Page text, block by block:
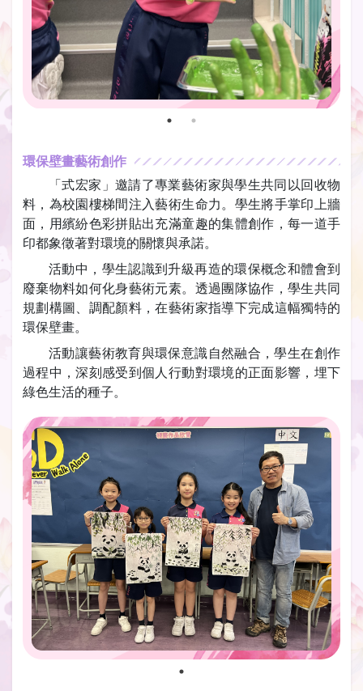
環保壁畫藝術創作
「式宏家」邀請了專業藝術家與學生共同以回收物
料，為校園樓梯間注入藝術生命力。學生將手掌印上牆
面，用繽紛色彩拼貼出充滿童趣的集體創作，每一道手
印都象徵著對環境的關懷與承諾。
活動中，學生認識到升級再造的環保概念和體會到
廢棄物料如何化身藝術元素。透過團隊協作，學生共同
規劃構圖、調配顏料，在藝術家指導下完成這幅獨特的
環保壁畫。
活動讓藝術教育與環保意識自然融合，學生在創作
過程中，深刻感受到個人行動對環境的正面影響，埋下
綠色生活的種子。